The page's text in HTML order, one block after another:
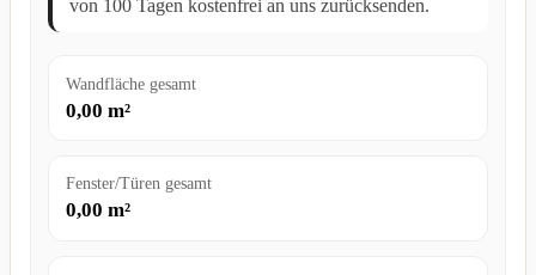
von 100 Tagen kostenfrei an uns zurücksenden.
Wandfläche gesamt
0,00 m²
Fenster/Türen gesamt
0,00 m²